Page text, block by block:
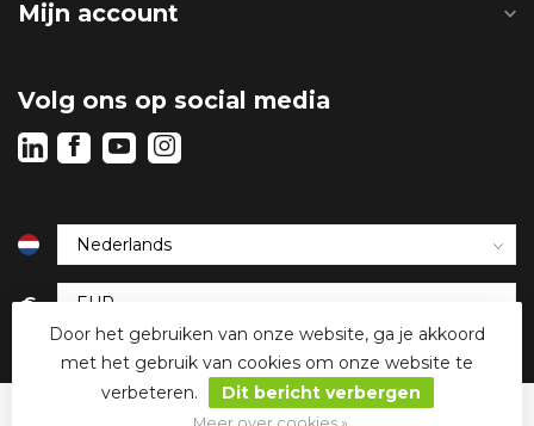
Mijn account
Volg ons op social media
€
Door het gebruiken van onze website, ga je akkoord
met het gebruik van cookies om onze website te
verbeteren.
Dit bericht verbergen